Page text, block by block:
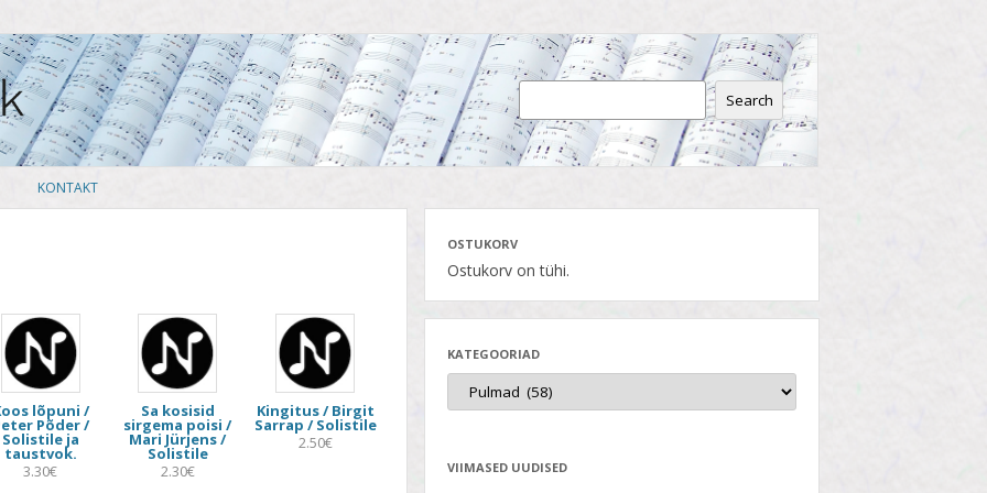
Search
content
KONTAKT
lõpuni /
Põder /
Solistile ja
taustvok.
3.30€
Sa kosisid
sirgema poisi /
Mari Jürjens /
Solistile
2.30€
Kingitus / Birgit
Sarrap / Solistile
2.50€
OSTUKORV
Ostukorv on tühi.
KATEGOORIAD
VIIMASED UUDISED